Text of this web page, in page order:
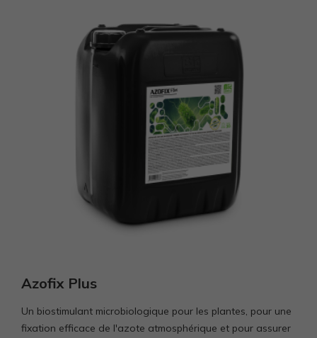
Azofix Plus
Un biostimulant microbiologique pour les plantes, pour une
fixation efficace de l'azote atmosphérique et pour assurer